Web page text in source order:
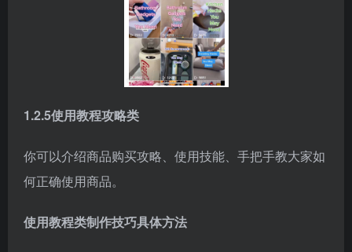
1.2.5使用教程攻略类
你可以介绍商品购买攻略、使用技能、手把手教大家如
何正确使用商品。
使用教程类制作技巧具体方法